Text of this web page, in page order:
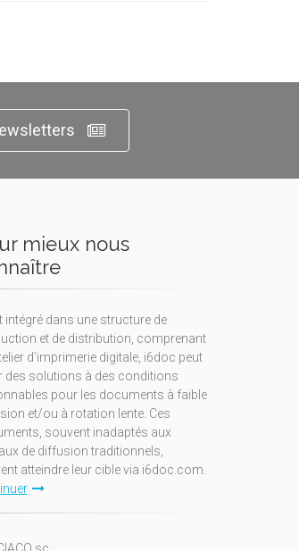
mieux nous
intégré dans une structure de
et de distribution, comprenant
d'imprimerie digitale, i6doc peut
des solutions à des conditions
pour les documents à faible
et/ou à rotation lente. Ces
souvent inadaptés aux
de diffusion traditionnels,
atteindre leur cible via i6doc.com.